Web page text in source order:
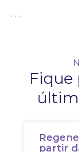
```
Fique
partir